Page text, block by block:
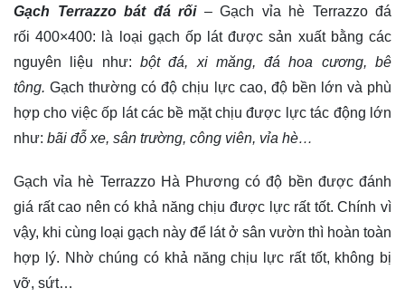
Gạch Terrazzo bát đá rối– Gạch vỉa hè Terrazzo đá
rối 400×400: là loại gạch ốp lát được sản xuất bằng các
nguyên liệu như: bột đá, xi măng, đá hoa cương, bê
tông.Gạch thường có độ chịu lực cao, độ bền lớn và phù
hợp cho việc ốp lát các bề mặt chịu được lực tác động lớn
như: bãi đỗ xe, sân trường, công viên, vỉa hè…
Gạch vỉa hè Terrazzo Hà Phương có độ bền được đánh
giá rất cao nên có khả năng chịu được lực rất tốt. Chính vì
vậy, khi cùng loại gạch này để lát ở sân vườn thì hoàn toàn
hợp lý. Nhờ chúng có khả năng chịu lực rất tốt, không bị
vỡ, sứt…